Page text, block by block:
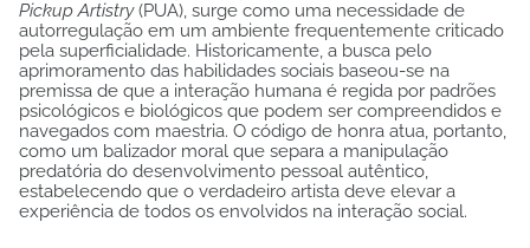
Pickup Artistry(PUA), surge como uma necessidade de
autorregulação em um ambiente frequentemente criticado
pela superficialidade. Historicamente, a busca pelo
aprimoramento das habilidades sociais baseou-se na
premissa de que a interação humana é regida por padrões
psicológicos e biológicos que podem ser compreendidos e
navegados com maestria. O código de honra atua, portanto,
como um balizador moral que separa a manipulação
predatória do desenvolvimento pessoal autêntico,
estabelecendo que o verdadeiro artista deve elevar a
experiência de todos os envolvidos na interação social.